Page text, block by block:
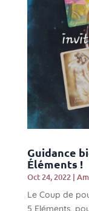
Guidance
Éléments !
Oct 24, 2022|
Le Coup de
5 Eléments,